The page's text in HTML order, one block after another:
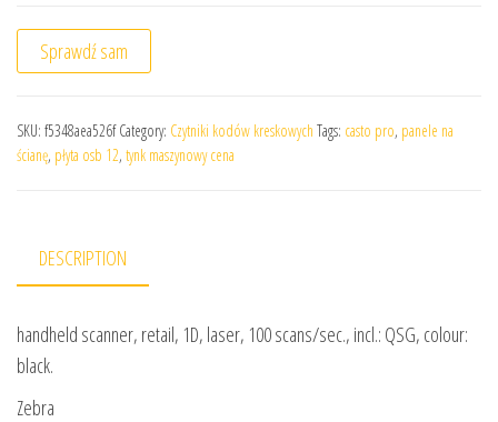
Sprawdź sam
SKU: f5348aea526f Category: Czytniki kodów kreskowych Tags: casto pro, panele na
ścianę, płyta osb 12, tynk maszynowy cena
DESCRIPTION
handheld scanner, retail, 1D, laser, 100 scans/sec., incl.: QSG, colour:
black.
Zebra